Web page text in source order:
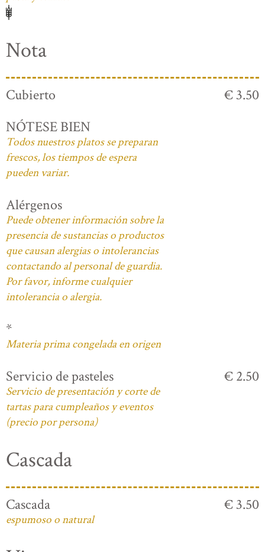
Nota
Cubierto
€ 3.50
NÓTESE BIEN
Todos nuestros platos se preparan
frescos, los tiempos de espera
pueden variar.
Alérgenos
Puede obtener información sobre la
presencia de sustancias o productos
que causan alergias o intolerancias
contactando al personal de guardia.
Por favor, informe cualquier
intolerancia o alergia.
*
Materia prima congelada en origen
Servicio de pasteles
Servicio de presentación y corte de
tartas para cumpleaños y eventos
(precio por persona)
€ 2.50
Cascada
Cascada
espumoso o natural
€ 3.50